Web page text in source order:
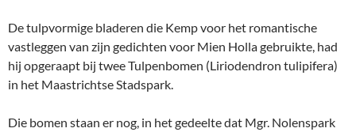
De tulpvormige bladeren die Kemp voor het romantische
vastleggen van zijn gedichten voor Mien Holla gebruikte, had
hij opgeraapt bij twee Tulpenbomen (Liriodendron tulipifera)
in het Maastrichtse Stadspark.
Die bomen staan er nog, in het gedeelte dat Mgr. Nolenspark